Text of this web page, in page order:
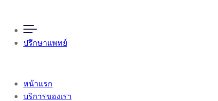
ปรึกษาแพทย์
หน้าแรก
บริการของเรา